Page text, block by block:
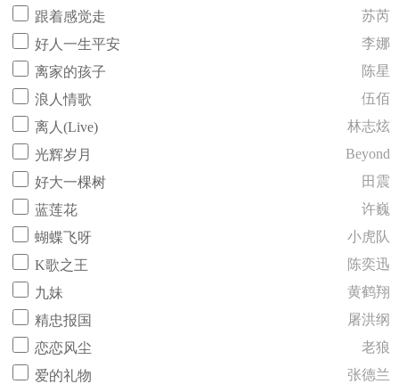
跟着感觉走
苏芮
好人一生平安
李娜
离家的孩子
陈星
浪人情歌
伍佰
离人(Live)
林志炫
光辉岁月
Beyond
好大一棵树
田震
蓝莲花
许巍
蝴蝶飞呀
小虎队
K歌之王
陈奕迅
九妹
黄鹤翔
精忠报国
屠洪纲
恋恋风尘
老狼
爱的礼物
张德兰